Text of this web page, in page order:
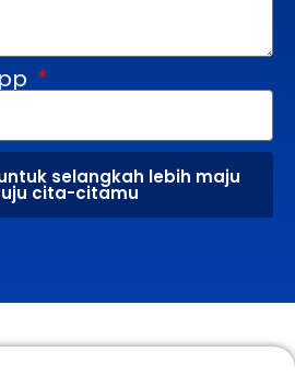
selangkah lebih maju
cita-citamu